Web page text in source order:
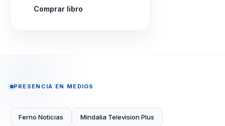
Comprar libro
PRESENCIA EN MEDIOS
Ferno Noticias Mindalia Television Plus